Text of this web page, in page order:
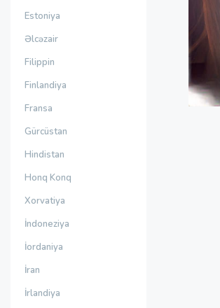
Estoniya
Əlcəzair
Filippin
Finlandiya
Fransa
Gürcüstan
Hindistan
Honq Konq
Xorvatiya
İndoneziya
İordaniya
İran
İrlandiya